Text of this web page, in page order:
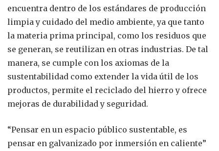
encuentra dentro de los estándares de producción
limpia y cuidado del medio ambiente, ya que tanto
la materia prima principal, como los residuos que
se generan, se reutilizan en otras industrias. De tal
manera, se cumple con los axiomas de la
sustentabilidad como extender la vida útil de los
productos, permite el reciclado del hierro y ofrece
mejoras de durabilidad y seguridad.
“Pensar en un espacio público sustentable, es
pensar en galvanizado por inmersión en caliente”